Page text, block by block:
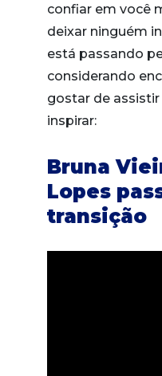
confiar em você
deixar ninguém
está passando
considerando
gostar de
inspirar:
Bruna
Lopes
transição